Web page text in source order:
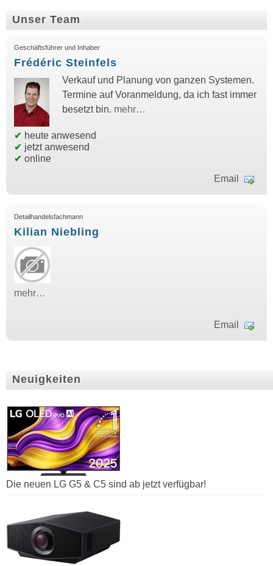
Unser Team
Geschäftsführer und Inhaber
Frédéric Steinfels
Verkauf und Planung von ganzen Systemen.
Termine auf Voranmeldung, da ich fast immer
besetzt bin. mehr…
✔ heute anwesend
✔ jetzt anwesend
✔ online
Email
Detailhandelsfachmann
Kilian Niebling
mehr…
Email
Neuigkeiten
Die neuen LG G5 & C5 sind ab jetzt verfügbar!